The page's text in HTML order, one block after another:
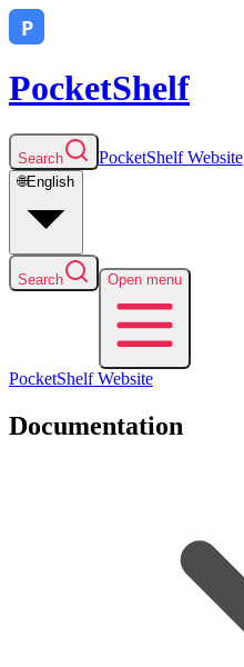
PocketShelf
Search PocketShelfWebsite
🌐English
Search Open menu
PocketShelfWebsite
Documentation